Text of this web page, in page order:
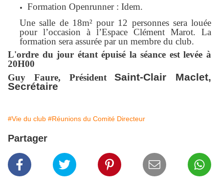
Formation Openrunner : Idem.
Une salle de 18m² pour 12 personnes sera louée
pour l’occasion à l’Espace Clément Marot. La
formation sera assurée par un membre du club.
L'ordre du jour étant épuisé la séance est levée à
20H00
Guy Faure, Président
Saint-Clair Maclet,
Secrétaire
#Vie du club #Réunions du Comité Directeur
Partager